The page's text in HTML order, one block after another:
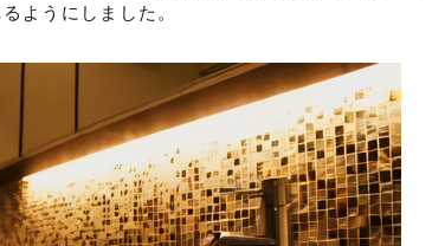
ようにしました。